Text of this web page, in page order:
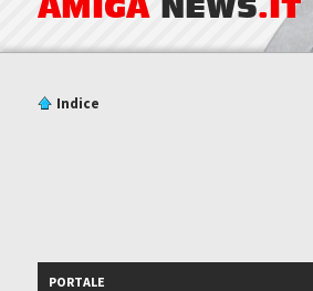
AMIGA NEWS.IT
Indice
PORTALE